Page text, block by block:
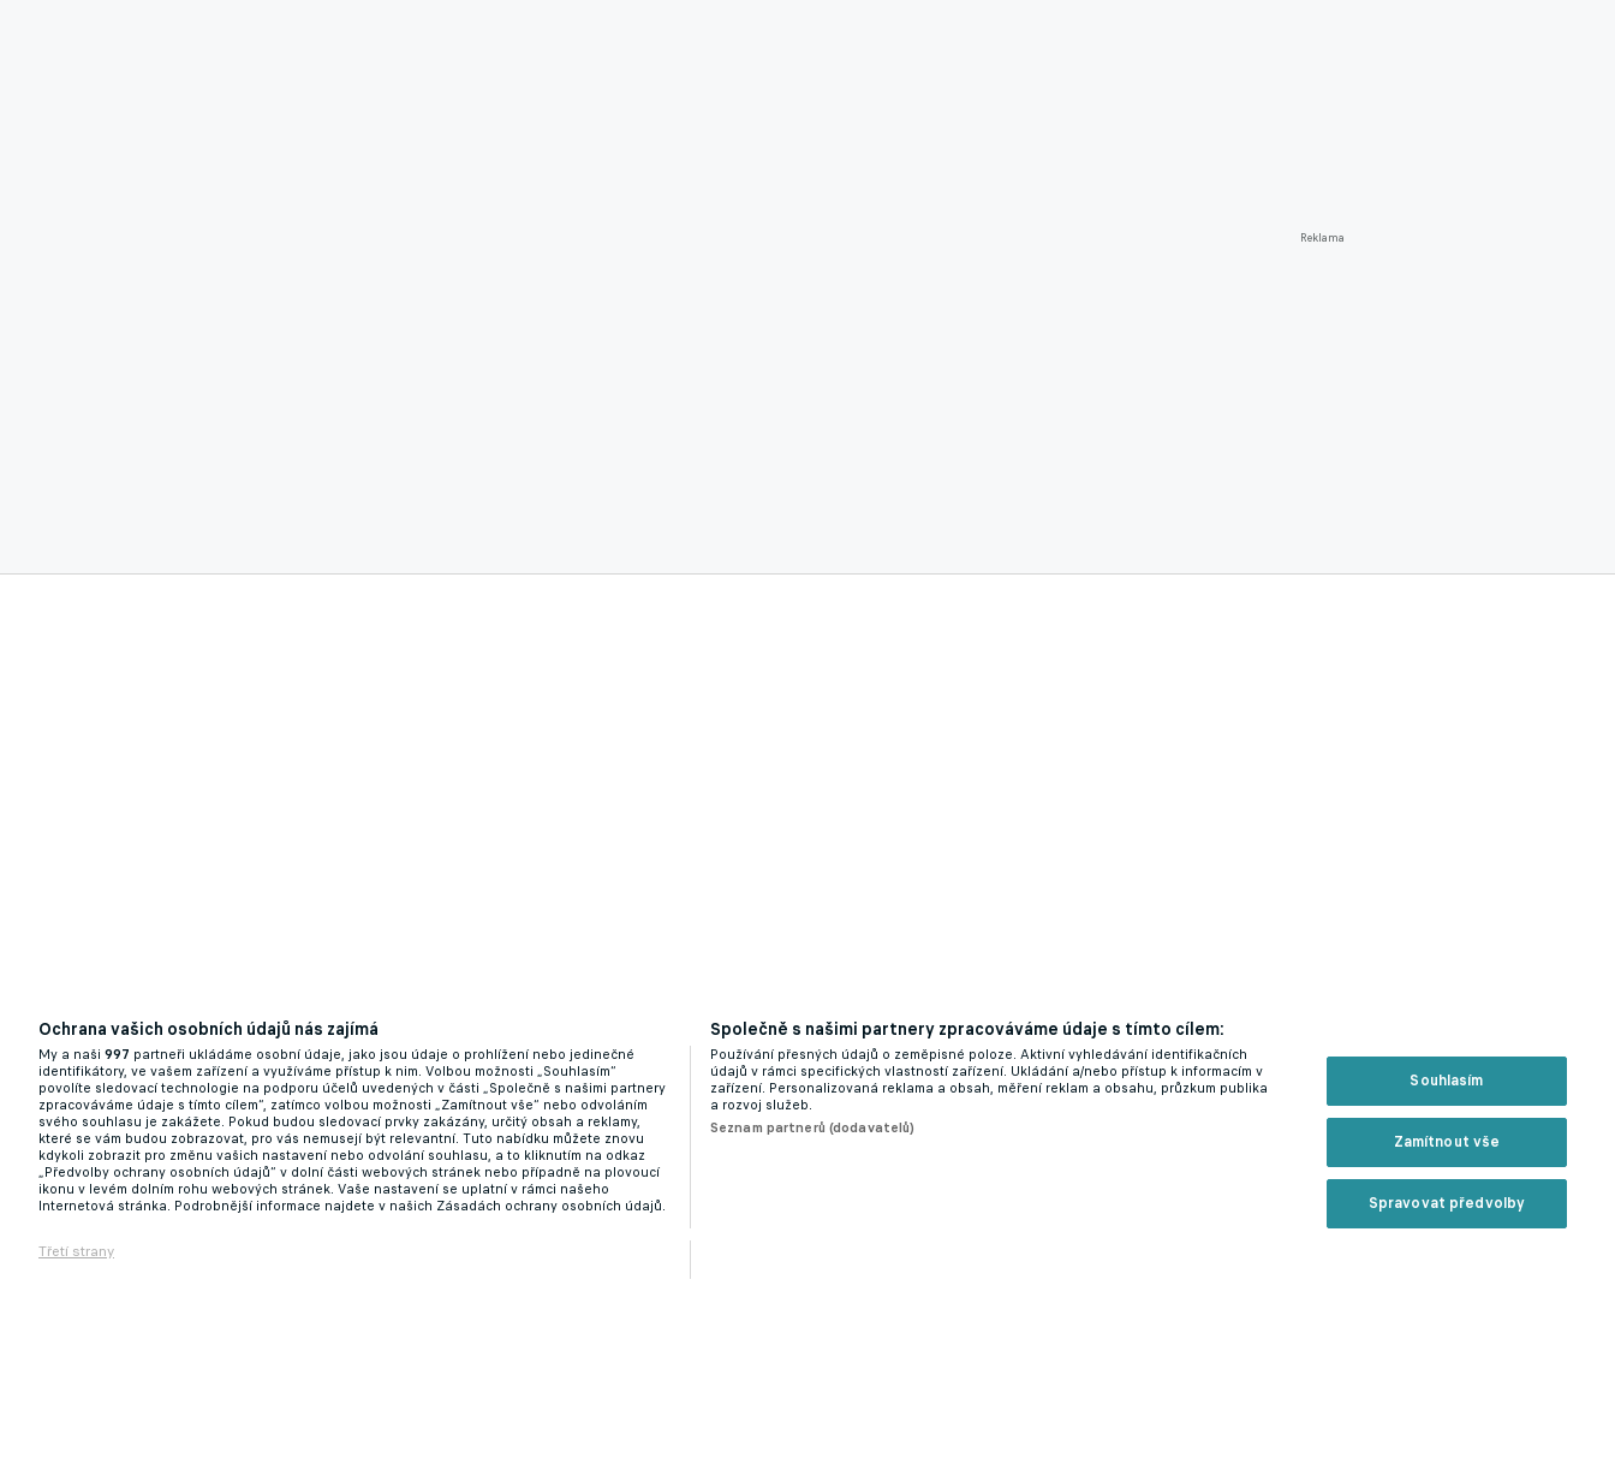
Reklama
Ochrana vašich osobních údajů nás zajímá
My a naši 997 partneři ukládáme osobní údaje, jako jsou údaje o prohlížení nebo jedinečné
identifikátory, ve vašem zařízení a využíváme přístup k nim. Volbou možnosti „Souhlasím“
povolíte sledovací technologie na podporu účelů uvedených v části „Společně s našimi partnery
zpracováváme údaje s tímto cílem“, zatímco volbou možnosti „Zamítnout vše“ nebo odvoláním
svého souhlasu je zakážete. Pokud budou sledovací prvky zakázány, určitý obsah a reklamy,
které se vám budou zobrazovat, pro vás nemusejí být relevantní. Tuto nabídku můžete znovu
kdykoli zobrazit pro změnu vašich nastavení nebo odvolání souhlasu, a to kliknutím na odkaz
„Předvolby ochrany osobních údajů“ v dolní části webových stránek nebo případně na plovoucí
ikonu v levém dolním rohu webových stránek. Vaše nastavení se uplatní v rámci našeho
Internetová stránka. Podrobnější informace najdete v našich Zásadách ochrany osobních údajů.
Třetí strany
Společně s našimi partnery zpracováváme údaje s tímto cílem:
Používání přesných údajů o zeměpisné poloze. Aktivní vyhledávání identifikačních
údajů v rámci specifických vlastností zařízení. Ukládání a/nebo přístup k informacím v
zařízení. Personalizovaná reklama a obsah, měření reklam a obsahu, průzkum publika
a rozvoj služeb.
Seznam partnerů (dodavatelů)
Souhlasím
Zamítnout vše
Spravovat předvolby